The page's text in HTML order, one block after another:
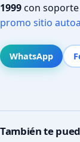
1999con soporte
promo sitio
WhatsApp
También te